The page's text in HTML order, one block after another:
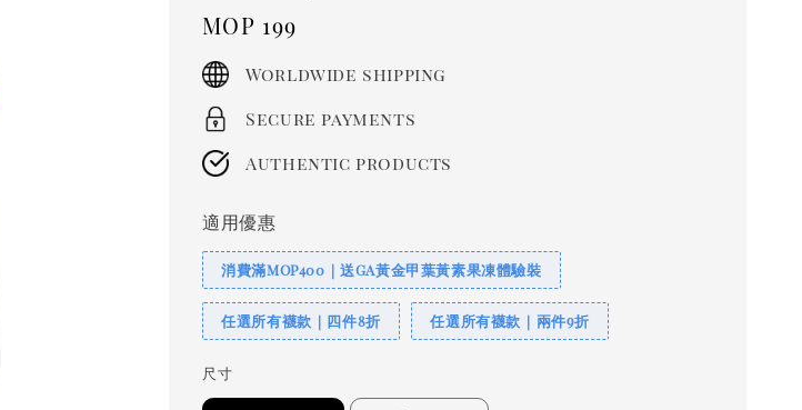
Regular
price
MOP 199
Worldwide shipping
Secure payments
Authentic products
適用優惠
消費滿MOP400｜送GA黃金甲葉黃素果凍體驗裝
任選所有襪款｜四件8折 任選所有襪款｜兩件9折
尺寸